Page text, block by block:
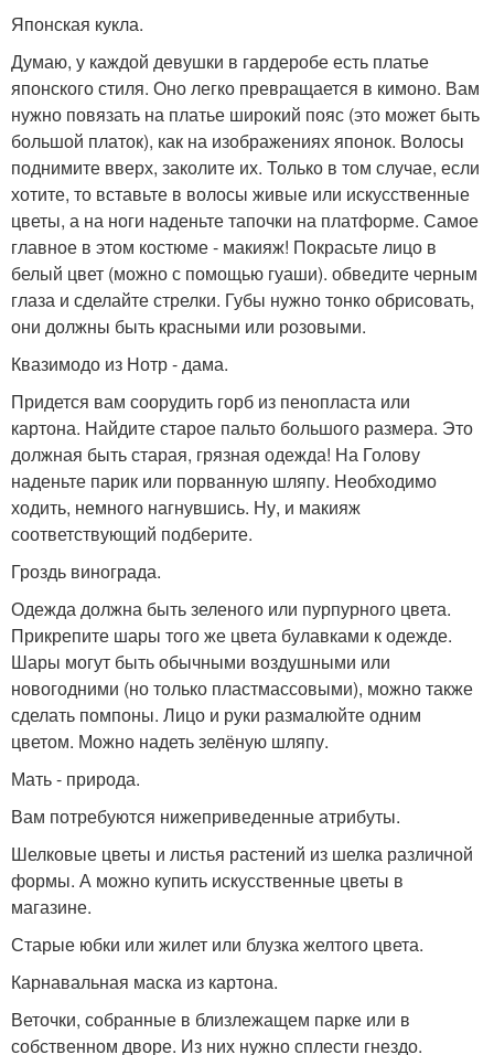
Японская кукла.
Думаю, у каждой девушки в гардеробе есть платье
японского стиля. Оно легко превращается в кимоно. Вам
нужно повязать на платье широкий пояс (это может быть
большой платок), как на изображениях японок. Волосы
поднимите вверх, заколите их. Только в том случае, если
хотите, то вставьте в волосы живые или искусственные
цветы, а на ноги наденьте тапочки на платформе. Самое
главное в этом костюме - макияж! Покрасьте лицо в
белый цвет (можно с помощью гуаши). обведите черным
глаза и сделайте стрелки. Губы нужно тонко обрисовать,
они должны быть красными или розовыми.
Квазимодо из Нотр - дама.
Придется вам соорудить горб из пенопласта или
картона. Найдите старое пальто большого размера. Это
должная быть старая, грязная одежда! На Голову
наденьте парик или порванную шляпу. Необходимо
ходить, немного нагнувшись. Ну, и макияж
соответствующий подберите.
Гроздь винограда.
Одежда должна быть зеленого или пурпурного цвета.
Прикрепите шары того же цвета булавками к одежде.
Шары могут быть обычными воздушными или
новогодними (но только пластмассовыми), можно также
сделать помпоны. Лицо и руки размалюйте одним
цветом. Можно надеть зелёную шляпу.
Мать - природа.
Вам потребуются нижеприведенные атрибуты.
Шелковые цветы и листья растений из шелка различной
формы. А можно купить искусственные цветы в
магазине.
Старые юбки или жилет или блузка желтого цвета.
Карнавальная маска из картона.
Веточки, собранные в близлежащем парке или в
собственном дворе. Из них нужно сплести гнездо.